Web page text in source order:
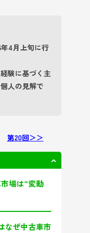
4月上旬に行
験に基づく主
人の見解で
第20回＞＞
非表示
場は“変動
なぜ中古車市